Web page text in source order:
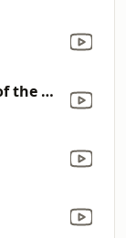
(Sittin' On) The Dock of the Bay